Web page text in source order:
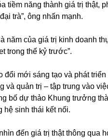
tiềm năng thành giá trị thật,
trà”, ông nhấn mạnh.
của giá trị kinh doanh
trong thế kỷ trước”.
mới sáng tạo và phát
quản trị – tập trung vào
bố dự thảo Khung trưởng
hệ sinh thái kết nối.
đến giá trị thật thông qua